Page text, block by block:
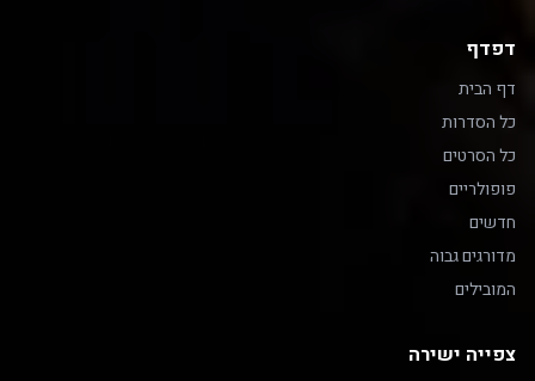
דפדף
דף הבית
כל הסדרות
כל הסרטים
פופולריים
חדשים
מדורגים גבוה
המובילים
צפייה ישירה